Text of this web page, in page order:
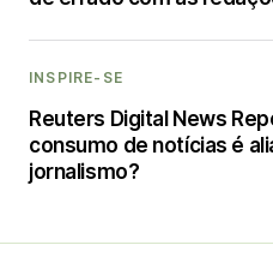
INSPIRE-SE
Reuters Digital News
consumo de notícias é
jornalismo?